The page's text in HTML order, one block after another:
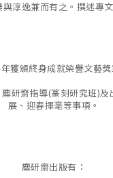
與淳逸兼而有之。撰述專文
獲頒終身成就榮譽文藝獎
研齋指導(篆刻研究班)及
展、迎春揮毫等事項。
麋研齋出版有：